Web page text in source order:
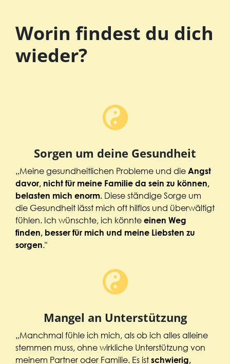
Worin findest du dich
wieder?
Sorgen um deine Gesundheit
„Meine gesundheitlichen Probleme und die Angst
davor, nicht für meine Familie da sein zu können,
belasten mich enorm. Diese ständige Sorge um
die Gesundheit lässt mich oft hilflos und überwältigt
fühlen. Ich wünschte, ich könnte einen Weg
finden, besser für mich und meine Liebsten zu
sorgen."
Mangel an Unterstützung
„Manchmal fühle ich mich, als ob ich alles alleine
stemmen muss, ohne wirkliche Unterstützung von
meinem Partner oder Familie. Es ist schwierig,